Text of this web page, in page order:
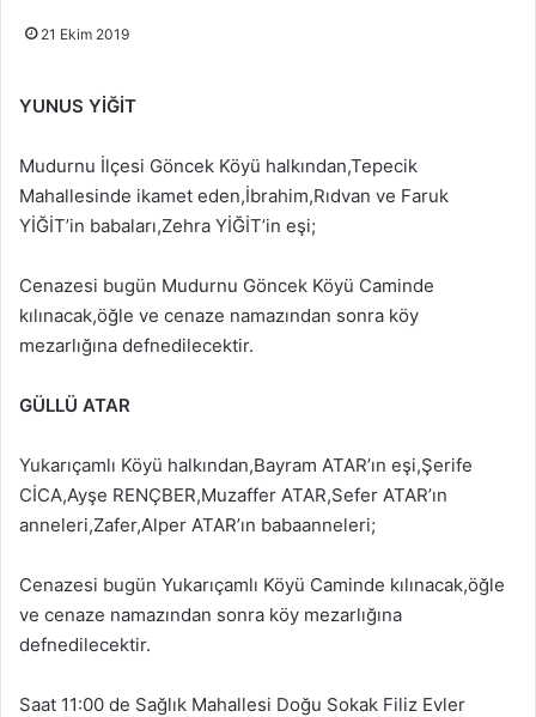
21 Ekim 2019
YUNUS YİĞİT
Mudurnu İlçesi Göncek Köyü halkından,Tepecik
Mahallesinde ikamet eden,İbrahim,Rıdvan ve Faruk
YİĞİT’in babaları,Zehra YİĞİT’in eşi;
Cenazesi bugün Mudurnu Göncek Köyü Caminde
kılınacak,öğle ve cenaze namazından sonra köy
mezarlığına defnedilecektir.
GÜLLÜ ATAR
Yukarıçamlı Köyü halkından,Bayram ATAR’ın eşi,Şerife
CİCA,Ayşe RENÇBER,Muzaffer ATAR,Sefer ATAR’ın
anneleri,Zafer,Alper ATAR’ın babaanneleri;
Cenazesi bugün Yukarıçamlı Köyü Caminde kılınacak,öğle
ve cenaze namazından sonra köy mezarlığına
defnedilecektir.
Saat 11:00 de Sağlık Mahallesi Doğu Sokak Filiz Evler